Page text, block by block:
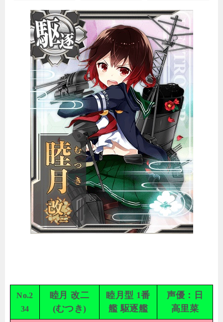
No.2
34
睦月 改二
(むつき)
睦月型 1番
艦 駆逐艦
声優：日
高里菜